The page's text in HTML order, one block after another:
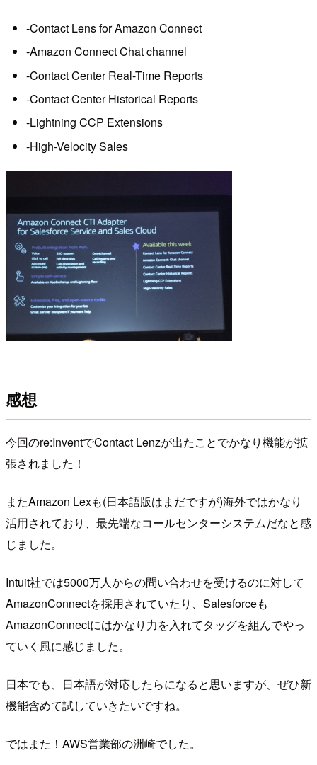
-Contact Lens for Amazon Connect
-Amazon Connect Chat channel
-Contact Center Real-Time Reports
-Contact Center Historical Reports
-Lightning CCP Extensions
-High-Velocity Sales
感想
今回のre:InventでContact Lenzが出たことでかなり機能が拡
張されました！
またAmazon Lexも(日本語版はまだですが)海外ではかなり
活用されており、最先端なコールセンターシステムだなと感
じました。
Intuit社では5000万人からの問い合わせを受けるのに対して
AmazonConnectを採用されていたり、Salesforceも
AmazonConnectにはかなり力を入れてタッグを組んでやっ
ていく風に感じました。
日本でも、日本語が対応したらになると思いますが、ぜひ新
機能含めて試していきたいですね。
ではまた！AWS営業部の洲崎でした。